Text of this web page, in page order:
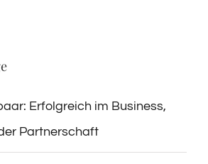
Erfolgreich im Business,
Partnerschaft